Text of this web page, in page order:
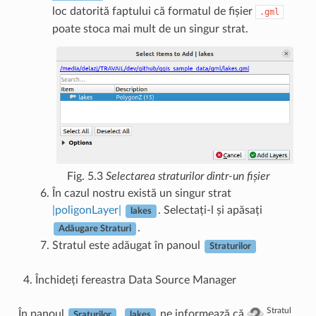
loc datorită faptului că formatul de fișier
.gml
poate stoca mai mult de un singur strat.
Fig. 5.3 Selectarea straturilor dintr-un fișier
În cazul nostru există un singur strat
|poligonLayer|
lakes . Selectați-l și apăsați
Adăugare Straturi
.
Stratul este adăugat în panoul
Straturilor
Închideți fereastra Data Source Manager
Stratul